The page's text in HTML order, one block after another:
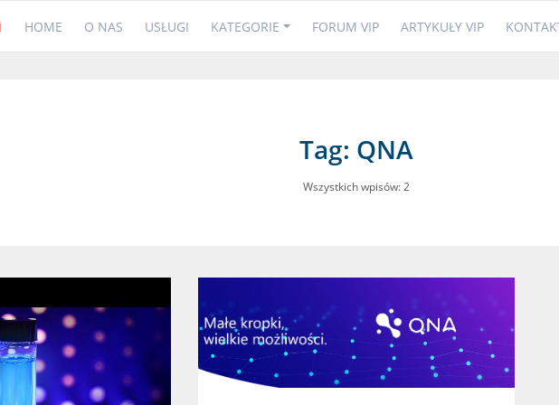
HOME O NAS USŁUGI KATEGORIE FORUM VIP ARTYKUŁY VIP
Tag: QNA
Wszystkich wpisów: 2